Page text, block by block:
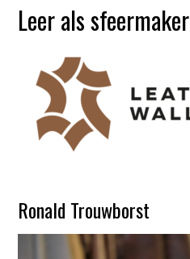
Leer als sfeermaker
Ronald Trouwborst